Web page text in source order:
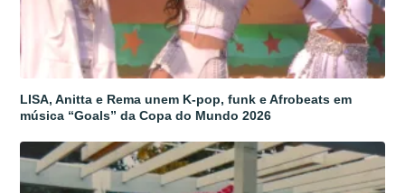
LISA, Anitta e Rema unem K-pop, funk e Afrobeats em
música “Goals” da Copa do Mundo 2026